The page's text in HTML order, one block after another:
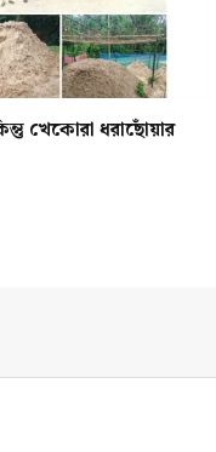
খেকোরা ধরাছোঁয়ার